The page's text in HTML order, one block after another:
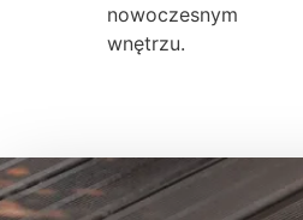
nowoczesnym
wnętrzu.